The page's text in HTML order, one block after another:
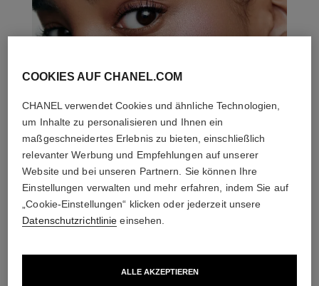
DIE PERFEKTE KOMBINATION
COOKIES AUF CHANEL.COM
CHANEL verwendet Cookies und ähnliche Technologien,
um Inhalte zu personalisieren und Ihnen ein
maßgeschneidertes Erlebnis zu bieten, einschließlich
relevanter Werbung und Empfehlungen auf unserer
Website und bei unseren Partnern. Sie können Ihre
Einstellungen verwalten und mehr erfahren, indem Sie auf
„Cookie-Einstellungen“ klicken oder jederzeit unsere
Datenschutzrichtlinie einsehen.
ALLE AKZEPTIEREN